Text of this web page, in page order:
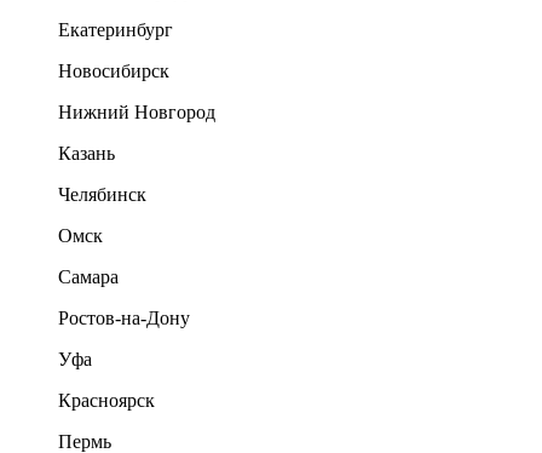
Екатеринбург
Новосибирск
Нижний Новгород
Казань
Челябинск
Омск
Самара
Ростов-на-Дону
Уфа
Красноярск
Пермь